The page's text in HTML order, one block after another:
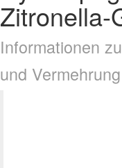
Zitronella-
Informationen
und Vermehrung